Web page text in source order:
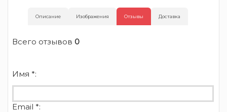
Описание Изображения Отзывы Доставка
Всего отзывов 0
Имя *:
Email *: